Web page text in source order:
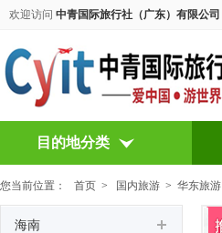
欢迎访问 中青国际旅行社（广东）有限公司
目的地分类
您当前位置： 首页 > 国内旅游 > 华东旅游
海南